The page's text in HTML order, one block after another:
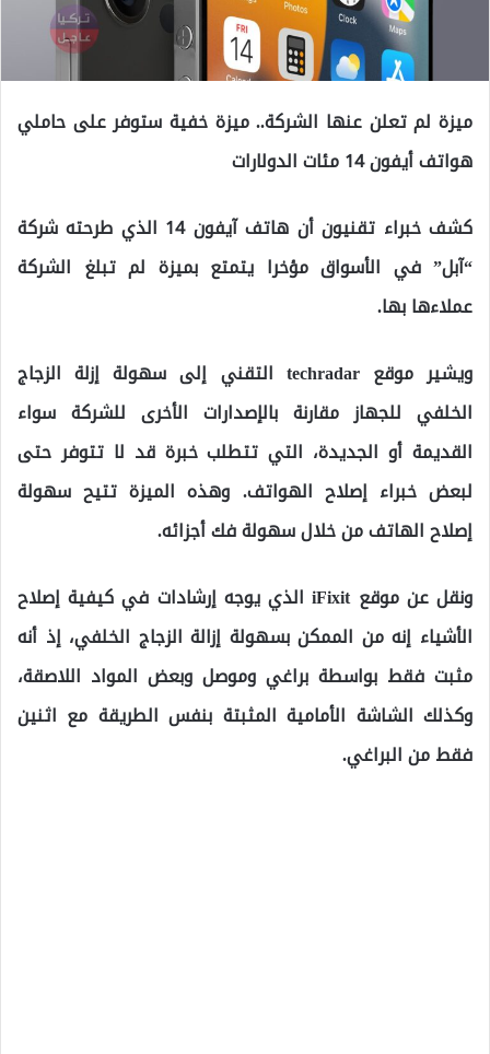
ميزة لم تعلن عنها الشركة.. ميزة خفية ستوفر على حاملي
هواتف أيفون 14 مئات الدولارات
كشف خبراء تقنيون أن هاتف آيفون 14 الذي طرحته شركة
“آبل” في الأسواق مؤخرا يتمتع بميزة لم تبلغ الشركة
عملاءها بها.
ويشير موقع techradar التقني إلى سهولة إزلة الزجاج
الخلفي للجهاز مقارنة بالإصدارات الأخرى للشركة سواء
القديمة أو الجديدة، التي تتطلب خبرة قد لا تتوفر حتى
لبعض خبراء إصلاح الهواتف. وهذه الميزة تتيح سهولة
إصلاح الهاتف من خلال سهولة فك أجزائه.
ونقل عن موقع iFixit الذي يوجه إرشادات في كيفية إصلاح
الأشياء إنه من الممكن بسهولة إزالة الزجاج الخلفي، إذ أنه
مثبت فقط بواسطة براغي وموصل وبعض المواد اللاصقة،
وكذلك الشاشة الأمامية المثبتة بنفس الطريقة مع اثنين
فقط من البراغي.